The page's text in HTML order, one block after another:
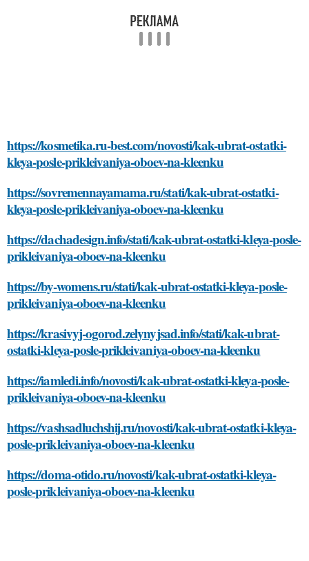
https://kosmetika.ru-best.com/novosti/kak-ubrat-ostatki-
kleya-posle-prikleivaniya-oboev-na-kleenku
https://sovremennayamama.ru/stati/kak-ubrat-ostatki-
kleya-posle-prikleivaniya-oboev-na-kleenku
https://dachadesign.info/stati/kak-ubrat-ostatki-kleya-posle-
prikleivaniya-oboev-na-kleenku
https://by-womens.ru/stati/kak-ubrat-ostatki-kleya-posle-
prikleivaniya-oboev-na-kleenku
https://krasivyj-ogorod.zelynyjsad.info/stati/kak-ubrat-
ostatki-kleya-posle-prikleivaniya-oboev-na-kleenku
https://iamledi.info/novosti/kak-ubrat-ostatki-kleya-posle-
prikleivaniya-oboev-na-kleenku
https://vashsadluchshij.ru/novosti/kak-ubrat-ostatki-kleya-
posle-prikleivaniya-oboev-na-kleenku
https://doma-otido.ru/novosti/kak-ubrat-ostatki-kleya-
posle-prikleivaniya-oboev-na-kleenku